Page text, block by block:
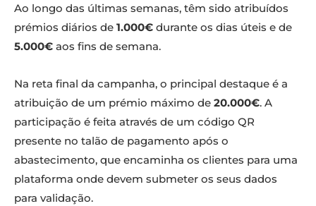
Ao longo das últimas semanas, têm sido atribuídos
prémios diários de 1.000€ durante os dias úteis e de
5.000€ aos fins de semana.
Na reta final da campanha, o principal destaque é a
atribuição de um prémio máximo de 20.000€. A
participação é feita através de um código QR
presente no talão de pagamento após o
abastecimento, que encaminha os clientes para uma
plataforma onde devem submeter os seus dados
para validação.